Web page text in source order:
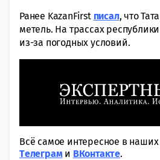
Ранее KazanFirst писал, что
метель. На трассах
из-за погодных условий.
Всё самое интересное в наших
Tелеграми ВКонтакте.